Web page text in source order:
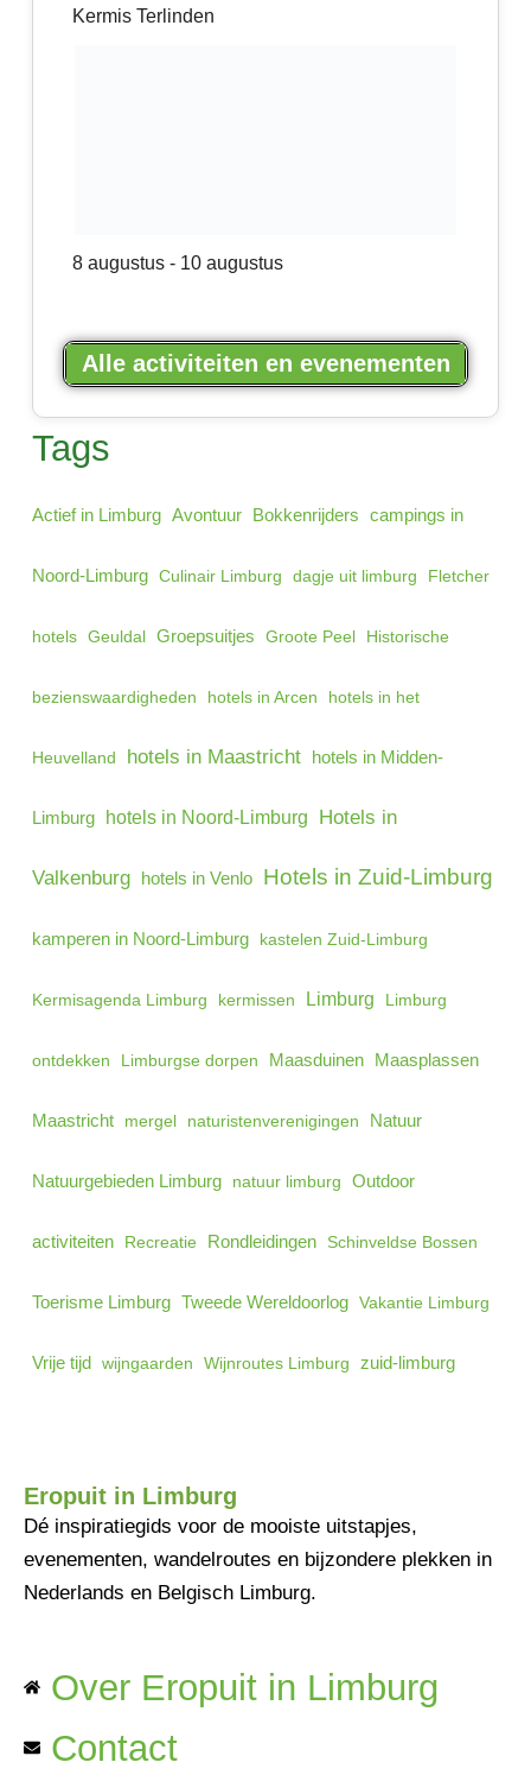
Kermis Terlinden
8 augustus- 10 augustus
Alle activiteiten en evenementen
Tags
Actief in Limburg Avontuur Bokkenrijders campings in
Noord-Limburg Culinair Limburg dagje uit limburg Fletcher
hotels Geuldal Groepsuitjes Groote Peel Historische
bezienswaardigheden hotels in Arcen hotels in het
Heuvelland hotels in Maastricht hotels in Midden-
Limburg hotels in Noord-Limburg Hotels in
Valkenburg hotels in Venlo Hotels in Zuid-Limburg
kamperen in Noord-Limburg kastelen Zuid-Limburg
Kermisagenda Limburg kermissen Limburg Limburg
ontdekken Limburgse dorpen Maasduinen Maasplassen
Maastricht mergel naturistenverenigingen Natuur
Natuurgebieden Limburg natuur limburg Outdoor
activiteiten Recreatie Rondleidingen Schinveldse Bossen
Toerisme Limburg Tweede Wereldoorlog Vakantie Limburg
Vrije tijd wijngaarden Wijnroutes Limburg zuid-limburg
Eropuit in Limburg
Dé inspiratiegids voor de mooiste uitstapjes,
evenementen, wandelroutes en bijzondere plekken in
Nederlands en Belgisch Limburg.
Over Eropuit in Limburg
Contact